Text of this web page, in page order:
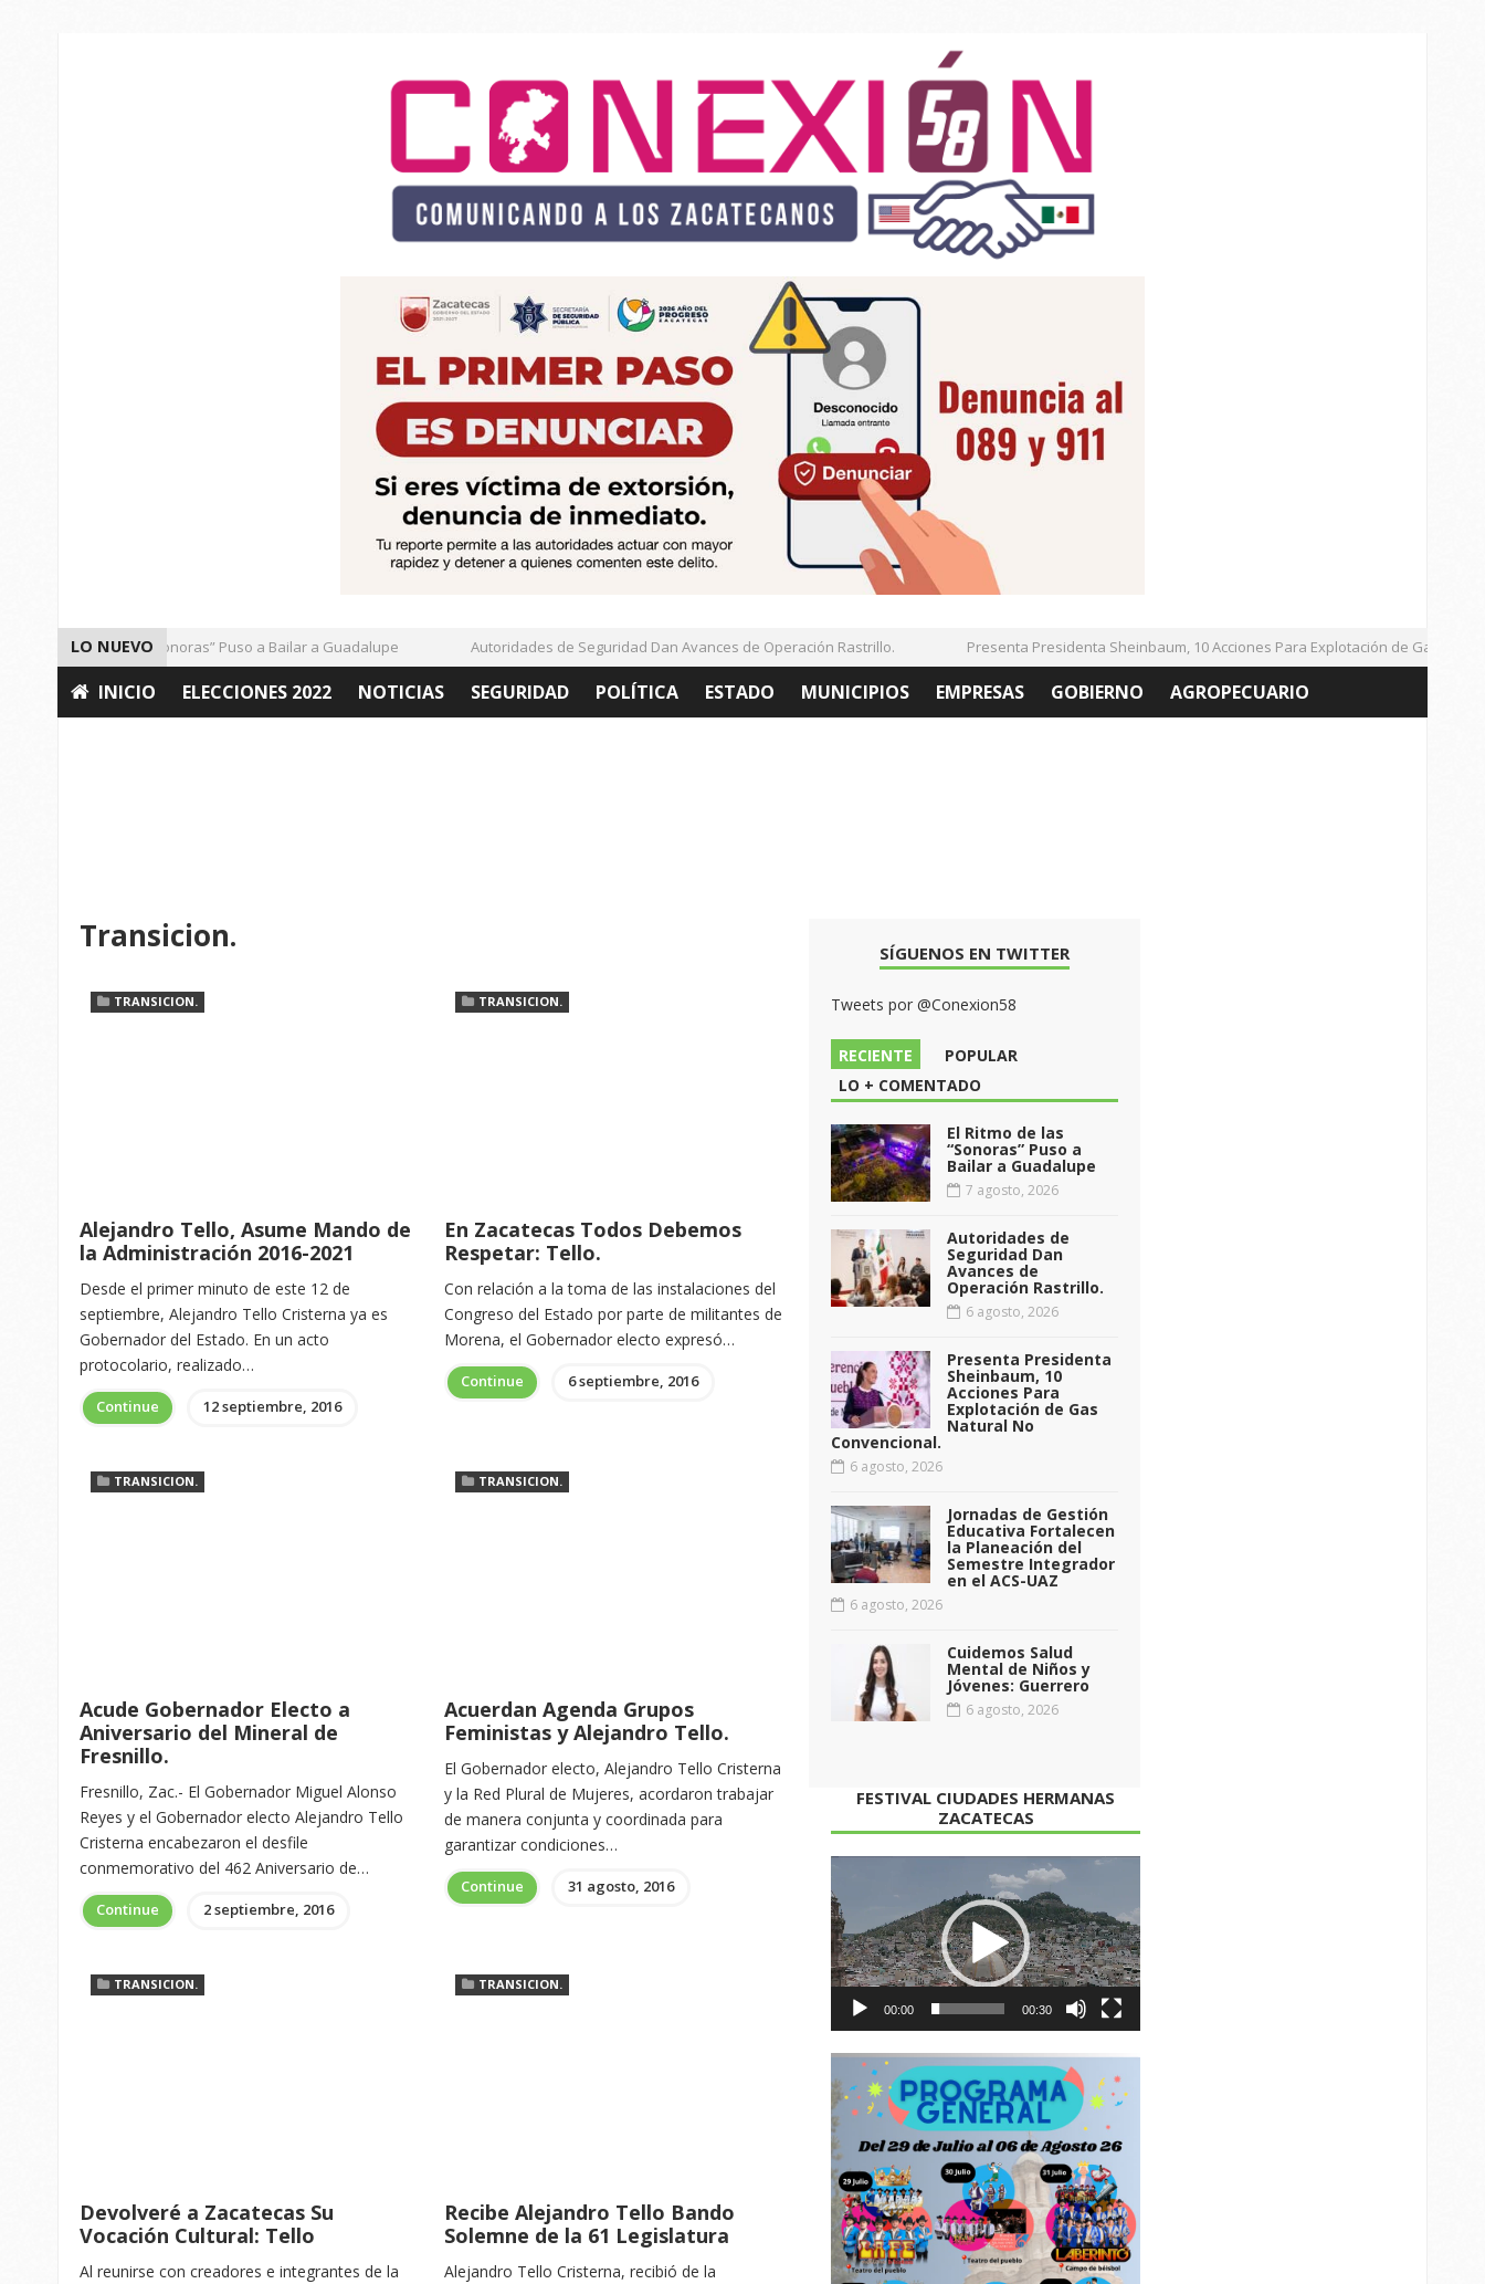
LO NUEVO
El Ritmo de las “Sonoras” Puso a Bailar a Guadalupe Autoridades de Seguridad Dan Avances de Operación Rastrillo. Presenta Presidenta Sheinbaum, 10 Acciones Para Explotación de Gas Natural
INICIO ELECCIONES 2022 NOTICIAS SEGURIDAD POLÍTICA ESTADO MUNICIPIOS EMPRESAS GOBIERNO AGROPECUARIO
Transicion.
TRANSICION.
Alejandro Tello, Asume Mando de
la Administración 2016-2021
Desde el primer minuto de este 12 de
septiembre, Alejandro Tello Cristerna ya es
Gobernador del Estado. En un acto
protocolario, realizado…
Continue 12 septiembre, 2016
TRANSICION.
En Zacatecas Todos Debemos
Respetar: Tello.
Con relación a la toma de las instalaciones del
Congreso del Estado por parte de militantes de
Morena, el Gobernador electo expresó…
Continue 6 septiembre, 2016
TRANSICION.
Acude Gobernador Electo a
Aniversario del Mineral de
Fresnillo.
Fresnillo, Zac.- El Gobernador Miguel Alonso
Reyes y el Gobernador electo Alejandro Tello
Cristerna encabezaron el desfile
conmemorativo del 462 Aniversario de…
Continue 2 septiembre, 2016
TRANSICION.
Acuerdan Agenda Grupos
Feministas y Alejandro Tello.
El Gobernador electo, Alejandro Tello Cristerna
y la Red Plural de Mujeres, acordaron trabajar
de manera conjunta y coordinada para
garantizar condiciones…
Continue 31 agosto, 2016
TRANSICION.
Devolveré a Zacatecas Su
Vocación Cultural: Tello
Al reunirse con creadores e integrantes de la
TRANSICION.
Recibe Alejandro Tello Bando
Solemne de la 61 Legislatura
Alejandro Tello Cristerna, recibió de la
SÍGUENOS EN TWITTER
Tweets por @Conexion58
RECIENTE
POPULAR
LO + COMENTADO
El Ritmo de las
“Sonoras” Puso a
Bailar a Guadalupe
7 agosto, 2026
Autoridades de
Seguridad Dan
Avances de
Operación Rastrillo.
6 agosto, 2026
Presenta Presidenta
Sheinbaum, 10
Acciones Para
Explotación de Gas
Natural No
Convencional.
6 agosto, 2026
Jornadas de Gestión
Educativa Fortalecen
la Planeación del
Semestre Integrador
en el ACS-UAZ
6 agosto, 2026
Cuidemos Salud
Mental de Niños y
Jóvenes: Guerrero
6 agosto, 2026
FESTIVAL CIUDADES HERMANAS
ZACATECAS
de
vídeo
00:00 00:30